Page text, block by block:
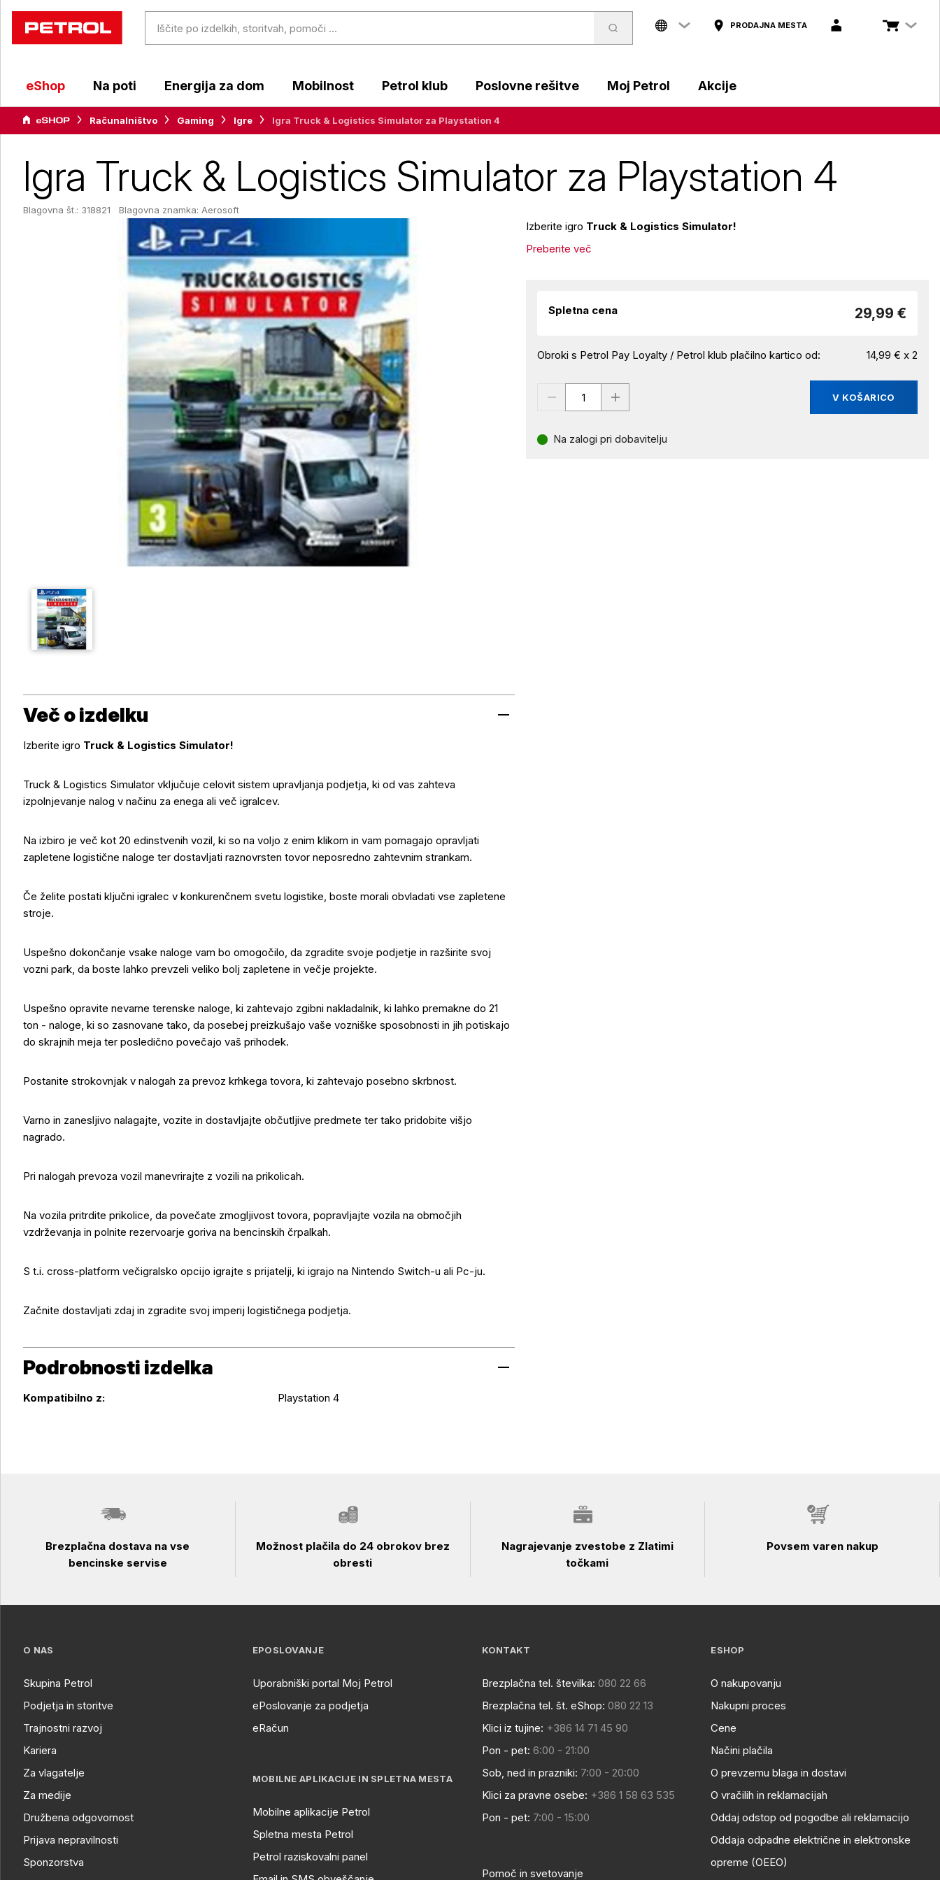
PRODAJNA MESTA
eShop Na poti Energija za dom Mobilnost Petrol klub Poslovne rešitve Moj Petrol Akcije
Računalništvo Gaming Igre Igra Truck & Logistics Simulator za Playstation 4
Igra Truck & Logistics Simulator za Playstation 4
Blagovna št.: 318821 Blagovna znamka: Aerosoft
Izberite igro Truck & Logistics Simulator!
Preberite več
Spletna cena 29,99 €
Obroki s Petrol Pay Loyalty / Petrol klub plačilno kartico od: 14,99 € x 2
V KOŠARICO
Na zalogi pri dobavitelju
Več o izdelku
Več o izdelku
Izberite igro Truck & Logistics Simulator!
Truck & Logistics Simulator vključuje celovit sistem upravljanja podjetja, ki od vas zahteva
izpolnjevanje nalog v načinu za enega ali več igralcev.
Na izbiro je več kot 20 edinstvenih vozil, ki so na voljo z enim klikom in vam pomagajo opravljati
zapletene logistične naloge ter dostavljati raznovrsten tovor neposredno zahtevnim strankam.
Če želite postati ključni igralec v konkurenčnem svetu logistike, boste morali obvladati vse zapletene
stroje.
Uspešno dokončanje vsake naloge vam bo omogočilo, da zgradite svoje podjetje in razširite svoj
vozni park, da boste lahko prevzeli veliko bolj zapletene in večje projekte.
Uspešno opravite nevarne terenske naloge, ki zahtevajo zgibni nakladalnik, ki lahko premakne do 21
ton - naloge, ki so zasnovane tako, da posebej preizkušajo vaše vozniške sposobnosti in jih potiskajo
do skrajnih meja ter posledično povečajo vaš prihodek.
Postanite strokovnjak v nalogah za prevoz krhkega tovora, ki zahtevajo posebno skrbnost.
Varno in zanesljivo nalagajte, vozite in dostavljajte občutljive predmete ter tako pridobite višjo
nagrado.
Pri nalogah prevoza vozil manevrirajte z vozili na prikolicah.
Na vozila pritrdite prikolice, da povečate zmogljivost tovora, popravljajte vozila na območjih
vzdrževanja in polnite rezervoarje goriva na bencinskih črpalkah.
S t.i. cross-platform večigralsko opcijo igrajte s prijatelji, ki igrajo na Nintendo Switch-u ali Pc-ju.
Začnite dostavljati zdaj in zgradite svoj imperij logističnega podjetja.
Podrobnosti izdelka
Podrobnosti izdelka
Kompatibilno z: Playstation 4
Brezplačna dostava na vse
bencinske servise
Možnost plačila do 24 obrokov brez
obresti
Nagrajevanje zvestobe z Zlatimi
točkami
Povsem varen nakup
O NAS
Skupina Petrol
Podjetja in storitve
Trajnostni razvoj
Kariera
Za vlagatelje
Za medije
Družbena odgovornost
Prijava nepravilnosti
Sponzorstva
EPOSLOVANJE
Uporabniški portal Moj Petrol
ePoslovanje za podjetja
eRačun
MOBILNE APLIKACIJE IN SPLETNA MESTA
Mobilne aplikacije Petrol
Spletna mesta Petrol
Petrol raziskovalni panel
KONTAKT
Brezplačna tel. številka: 080 22 66
Brezplačna tel. št. eShop: 080 22 13
Klici iz tujine: +386 14 71 45 90
Pon - pet: 6:00 - 21:00
Sob, ned in prazniki: 7:00 - 20:00
Klici za pravne osebe: +386 1 58 63 535
Pon - pet: 7:00 - 15:00
Pomoč in svetovanje
ESHOP
O nakupovanju
Nakupni proces
Cene
Načini plačila
O prevzemu blaga in dostavi
O vračilih in reklamacijah
Oddaj odstop od pogodbe ali reklamacijo
Oddaja odpadne električne in elektronske
opreme (OEEO)